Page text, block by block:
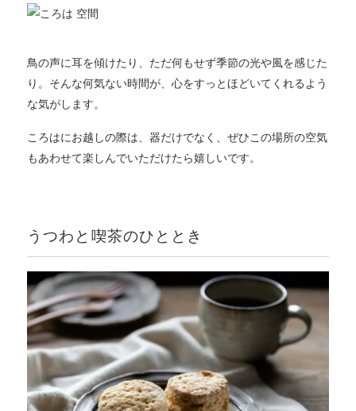
鳥の声に耳を傾けたり、ただ何もせず季節の光や風を感じた
り。そんな何気ない時間が、心をすっとほどいてくれるよう
な気がします。
ころはにお越しの際は、器だけでなく、ぜひこの場所の空気
もあわせて楽しんでいただけたら嬉しいです。
うつわと喫茶のひととき